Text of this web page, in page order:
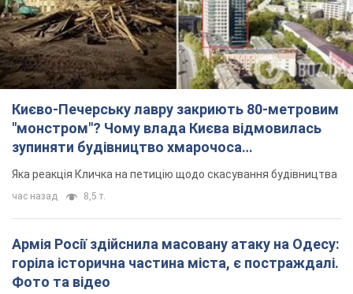
Києво-Печерську лавру закриють 80-метровим
"монстром"? Чому влада Києва відмовилась
зупиняти будівництво хмарочоса
"московського вірянина"
Яка реакція Кличка на петицію щодо скасування будівництва
час назад 8,5 т.
Армія Росії здійснила масовану атаку на Одесу:
горіла історична частина міста, є постраждалі.
Фото та відео